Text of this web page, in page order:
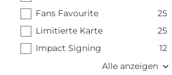
Fans Favourite
25
Limitierte Karte
25
Impact Signing
12
Alle anzeigen